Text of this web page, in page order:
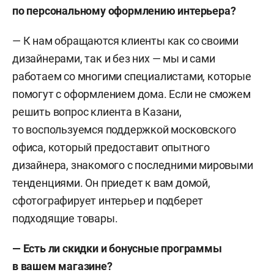
по персональному оформлению интерьера?
— К нам обращаются клиенты как со своими
дизайнерами, так и без них — мы и сами
работаем со многими специалистами, которые
помогут с оформлением дома. Если не сможем
решить вопрос клиента в Казани,
то воспользуемся поддержкой московского
офиса, который предоставит опытного
дизайнера, знакомого с последними мировыми
тенденциями. Он приедет к вам домой,
сфотографирует интерьер и подберет
подходящие товары.
— Есть ли скидки и бонусные программы
в вашем магазине?